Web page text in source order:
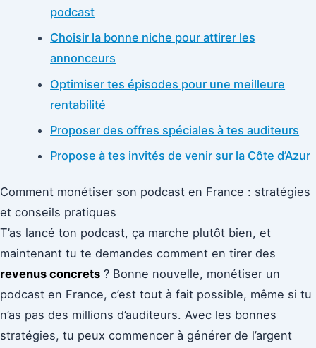
podcast
Choisir la bonne niche pour attirer les
annonceurs
Optimiser tes épisodes pour une meilleure
rentabilité
Proposer des offres spéciales à tes auditeurs
Propose à tes invités de venir sur la Côte d’Azur
Comment monétiser son podcast en France : stratégies
et conseils pratiques
T’as lancé ton podcast, ça marche plutôt bien, et
maintenant tu te demandes comment en tirer des
revenus concrets ? Bonne nouvelle, monétiser un
podcast en France, c’est tout à fait possible, même si tu
n’as pas des millions d’auditeurs. Avec les bonnes
stratégies, tu peux commencer à générer de l’argent